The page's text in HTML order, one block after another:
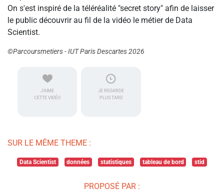
On s'est inspiré de la téléréalité "secret story" afin de laisser
le public découvrir au fil de la vidéo le métier de Data
Scientist.
©Parcoursmetiers - IUT Paris Descartes 2026
J'AIME
CETTE VIDÉO
JE REGARDE
PLUS TARD
SUR LE MÊME THEME :
Data Scientist données statistiques tableau de bord stid
PROPOSÉ PAR :